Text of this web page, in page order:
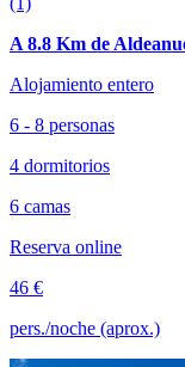
A 8.8 Km de
Alojamiento entero
6 - 8 personas
4 dormitorios
6 camas
Reserva online
46 €
pers./noche (aprox.)